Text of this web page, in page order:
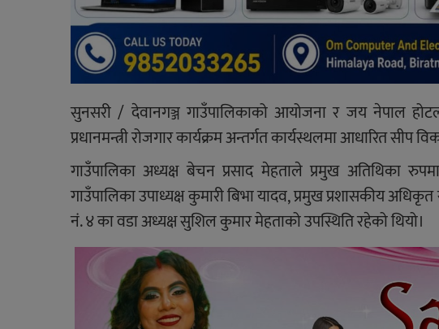
सुनसरी / देवानगञ्ज गाउँपालिकाको आयोजना र जय नेपाल
प्रधानमन्त्री रोजगार कार्यक्रम अन्तर्गत कार्यस्थलमा आधारित सीप
गाउँपालिका अध्यक्ष बेचन प्रसाद मेहताले प्रमुख अतिथिका
गाउँपालिका उपाध्यक्ष कुमारी बिभा यादव, प्रमुख प्रशासकीय
नं. ४ का वडा अध्यक्ष सुशिल कुमार मेहताको उपस्थिति रहेको थियो।